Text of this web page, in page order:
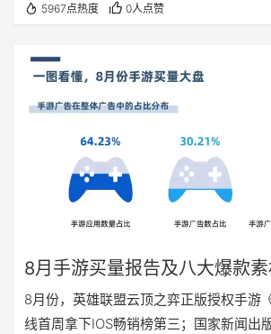
其具体的广告收入，故报告里提到的阿
阿里全系的广告营销收入。 下面 App
法及各家财报数据，估算出了各大主流
情况。其他营销方式的…
5967点热度 0人点赞
8月手游买量报告及八大爆款
8月份，英雄联盟云顶之弈正版授权手游
线首周拿下IOS畅销榜第三；国家新闻出